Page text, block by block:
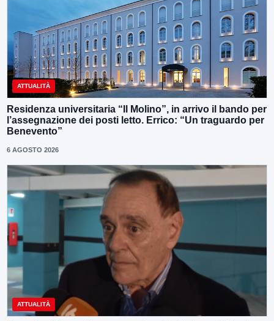
ATTUALITÀ
Residenza universitaria “Il Molino”, in arrivo il bando per
l’assegnazione dei posti letto. Errico: “Un traguardo per
Benevento”
6 AGOSTO 2026
ATTUALITÀ